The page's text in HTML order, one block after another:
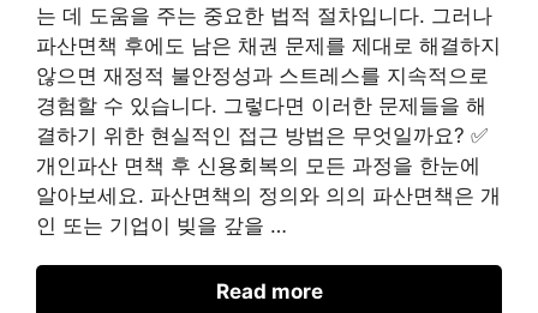
는 데 도움을 주는 중요한 법적 절차입니다. 그러나
파산면책 후에도 남은 채권 문제를 제대로 해결하지
않으면 재정적 불안정성과 스트레스를 지속적으로
경험할 수 있습니다. 그렇다면 이러한 문제들을 해
결하기 위한 현실적인 접근 방법은 무엇일까요? ✅
개인파산 면책 후 신용회복의 모든 과정을 한눈에
알아보세요. 파산면책의 정의와 의의 파산면책은 개
인 또는 기업이 빚을 갚을 …
Read more